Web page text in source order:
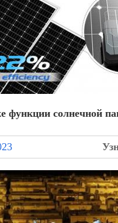
функции солнечной